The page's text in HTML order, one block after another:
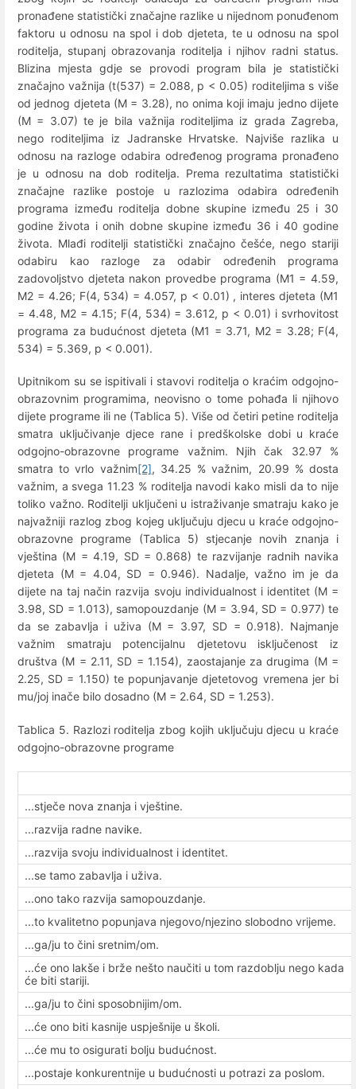
pronađene statistički značajne razlike u nijednom ponuđenom
faktoru u odnosu na spol i dob djeteta, te u odnosu na spol
roditelja, stupanj obrazovanja roditelja i njihov radni status.
Blizina mjesta gdje se provodi program bila je statistički
značajno važnija (t(537) = 2.088, p < 0.05) roditeljima s više
od jednog djeteta (M = 3.28), no onima koji imaju jedno dijete
(M = 3.07) te je bila važnija roditeljima iz grada Zagreba,
nego roditeljima iz Jadranske Hrvatske. Najviše razlika u
odnosu na razloge odabira određenog programa pronađeno
je u odnosu na dob roditelja. Prema rezultatima statistički
značajne razlike postoje u razlozima odabira određenih
programa između roditelja dobne skupine između 25 i 30
godine života i onih dobne skupine između 36 i 40 godine
života. Mlađi roditelji statistički značajno češće, nego stariji
odabiru kao razloge za odabir određenih programa
zadovoljstvo djeteta nakon provedbe programa (M1 = 4.59,
M2 = 4.26; F(4, 534) = 4.057, p < 0.01) , interes djeteta (M1
= 4.48, M2 = 4.15; F(4, 534) = 3.612, p < 0.01) i svrhovitost
programa za budućnost djeteta (M1 = 3.71, M2 = 3.28; F(4,
534) = 5.369, p < 0.001).
Upitnikom su se ispitivali i stavovi roditelja o kraćim odgojno-
obrazovnim programima, neovisno o tome pohađa li njihovo
dijete programe ili ne (Tablica 5). Više od četiri petine roditelja
smatra uključivanje djece rane i predškolske dobi u kraće
odgojno-obrazovne programe važnim. Njih čak 32.97 %
smatra to vrlo važnim[2], 34.25 % važnim, 20.99 % dosta
važnim, a svega 11.23 % roditelja navodi kako misli da to nije
toliko važno. Roditelji uključeni u istraživanje smatraju kako je
najvažniji razlog zbog kojeg uključuju djecu u kraće odgojno-
obrazovne programe (Tablica 5) stjecanje novih znanja i
vještina (M = 4.19, SD = 0.868) te razvijanje radnih navika
djeteta (M = 4.04, SD = 0.946). Nadalje, važno im je da
dijete na taj način razvija svoju individualnost i identitet (M =
3.98, SD = 1.013), samopouzdanje (M = 3.94, SD = 0.977) te
da se zabavlja i uživa (M = 3.97, SD = 0.918). Najmanje
važnim smatraju potencijalnu djetetovu isključenost iz
društva (M = 2.11, SD = 1.154), zaostajanje za drugima (M =
2.25, SD = 1.150) te popunjavanje djetetovog vremena jer bi
mu/joj inače bilo dosadno (M = 2.64, SD = 1.253).
Tablica 5. Razlozi roditelja zbog kojih uključuju djecu u kraće
odgojno-obrazovne programe
...stječe nova znanja i vještine.
...razvija radne navike.
...razvija svoju individualnost i identitet.
...se tamo zabavlja i uživa.
...ono tako razvija samopouzdanje.
...to kvalitetno popunjava njegovo/njezino slobodno vrijeme.
...ga/ju to čini sretnim/om.
...će ono lakše i brže nešto naučiti u tom razdoblju nego kada
će biti stariji.
...ga/ju to čini sposobnijim/om.
...će ono biti kasnije uspješnije u školi.
...će mu to osigurati bolju budućnost.
...postaje konkurentnije u budućnosti u potrazi za poslom.